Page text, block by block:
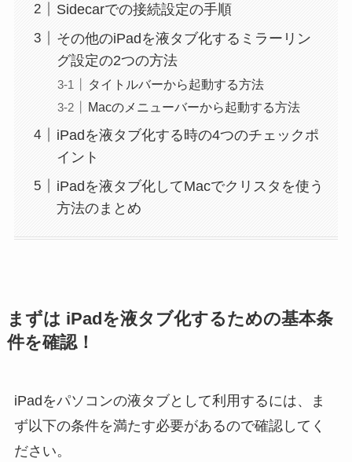
Sidecarでの接続設定の手順
その他のiPadを液タブ化するミラーリン
グ設定の2つの方法
タイトルバーから起動する方法
Macのメニューバーから起動する方法
iPadを液タブ化する時の4つのチェックポ
イント
iPadを液タブ化してMacでクリスタを使う
方法のまとめ
まずは iPadを液タブ化するための基本条
件を確認！
iPadをパソコンの液タブとして利用するには、ま
ず以下の条件を満たす必要があるので確認してく
ださい。